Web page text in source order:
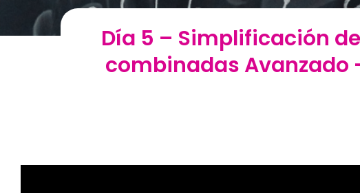
Día 5 – Simplificación
combinadas Avanzado